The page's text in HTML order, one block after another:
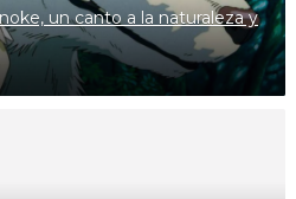
un canto a la naturaleza y